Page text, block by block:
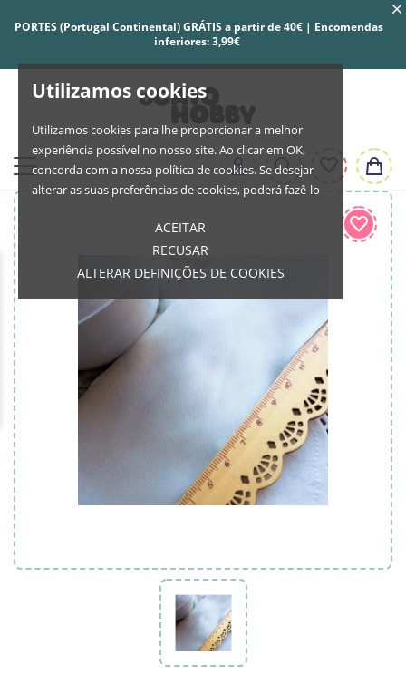
Utilizamos cookies
Utilizamos cookies para lhe proporcionar a melhor
experiência possível no nosso site. Ao clicar em OK,
concorda com a nossa política de cookies. Se desejar
alterar as suas preferências de cookies, poderá fazê-lo
ACEITAR
RECUSAR
ALTERAR DEFINIÇÕES DE COOKIES
PORTES (Portugal Continental) GRÁTIS a partir de 40€ | Encomendas
inferiores: 3,99€